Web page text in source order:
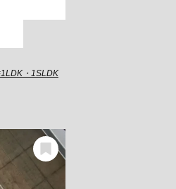
1LDK・1SLDK